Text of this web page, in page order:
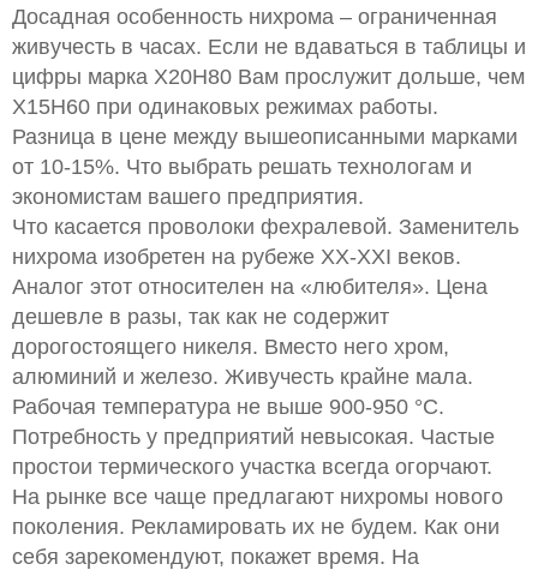
Досадная особенность нихрома – ограниченная
живучесть в часах. Если не вдаваться в таблицы и
цифры марка Х20Н80 Вам прослужит дольше, чем
Х15Н60 при одинаковых режимах работы.
Разница в цене между вышеописанными марками
от 10-15%. Что выбрать решать технологам и
экономистам вашего предприятия.
Что касается проволоки фехралевой. Заменитель
нихрома изобретен на рубеже XX-XXI веков.
Аналог этот относителен на «любителя». Цена
дешевле в разы, так как не содержит
дорогостоящего никеля. Вместо него хром,
алюминий и железо. Живучесть крайне мала.
Рабочая температура не выше 900-950 °С.
Потребность у предприятий невысокая. Частые
простои термического участка всегда огорчают.
На рынке все чаще предлагают нихромы нового
поколения. Рекламировать их не будем. Как они
себя зарекомендуют, покажет время. На